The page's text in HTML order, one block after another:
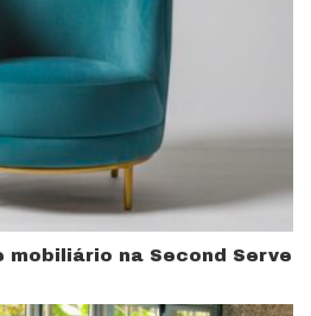
mobiliário na Second Serve